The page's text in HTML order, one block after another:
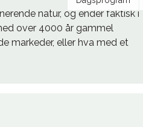
natur, og ender faktisk i
over 4000 år gammel
markeder, eller hva med et